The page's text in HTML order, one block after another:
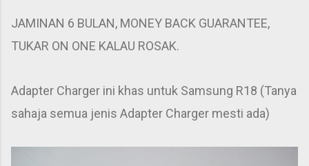
JAMINAN 6 BULAN, MONEY BACK GUARANTEE,
TUKAR ON ONE KALAU ROSAK.
Adapter Charger ini khas untuk Samsung R18 (Tanya
sahaja semua jenis Adapter Charger mesti ada)